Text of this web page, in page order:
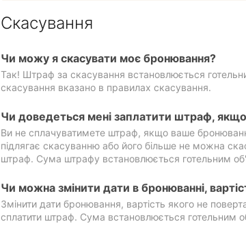
Скасування
Чи можу я скасувати моє бронювання?
Так! Штраф за скасування встановлюється
скасування вказано в правилах скасування.
Чи доведеться мені заплатити штраф,
Ви не сплачуватимете штраф, якщо ваше
підлягає скасуванню або його більше не можна
штраф. Сума штрафу встановлюється готельним
Чи можна змінити дати в бронюванні,
Змінити дати бронювання, вартість якого не
сплатити штраф. Сума встановлюється готельним